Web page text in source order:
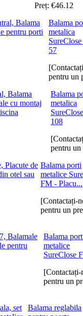
Preț: €46.12
Balama
metalica
57
pentru un
Balama
metalica
108
pentru un
Balama porti
metalice
FM - Placu...
[Contactați-
pentru un
Balama
metalice
SureClose
[Contactați-
pentru un
Balama reglabila